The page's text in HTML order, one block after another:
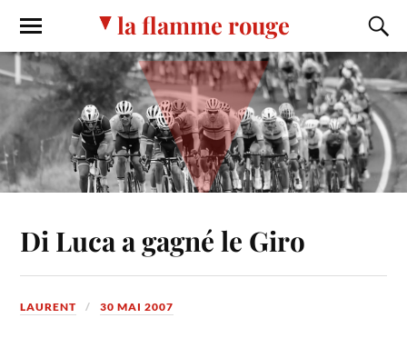
la flamme rouge
Di Luca a gagné le Giro
LAURENT 30 MAI 2007